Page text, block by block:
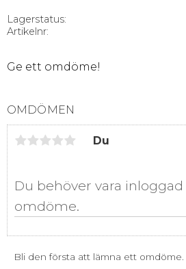
Lagerstatus
Artikelnr
Ge ett omdöme!
OMDÖMEN
Du
Bli den första att lämna ett omdöme.